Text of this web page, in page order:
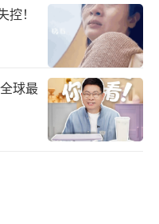
诉、在写真风波里
容质疑前坦承“刚
作的姿态触碰了某
访时力求用大方坦
！
球最